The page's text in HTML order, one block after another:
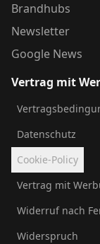
Brandhubs
Newsletter
Google News
Vertrag mit
Datenschutz
Cookie-Policy
Vertrag mit
Widerruf nach
Widerspruch